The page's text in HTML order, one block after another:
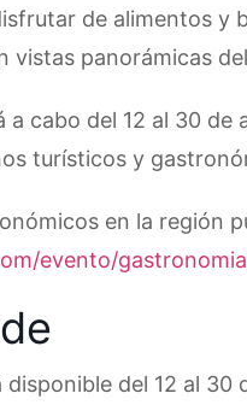
de alimentos y
vistas panorámicas
a cabo del 12 al 30
turísticos y
en la región
evento/
del 12 al 30